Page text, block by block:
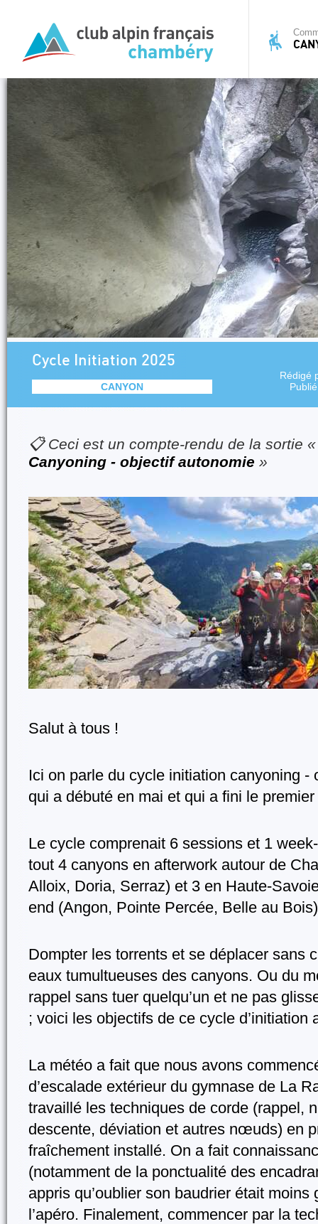
Cycle Initiation 2025
CANYON
Rédigé
📋 Ceci est un compte-rendu de la sortie
Canyoning - objectif autonomie »
Salut à tous !
Ici on parle du cycle initiation canyoning -
qui a débuté en mai et qui a fini le
Le cycle comprenait 6 sessions et 1
tout 4 canyons en afterwork autour de
Alloix, Doria, Serraz) et 3 en Haute-
end (Angon, Pointe Percée, Belle au
Dompter les torrents et se déplacer sans
eaux tumultueuses des canyons. Ou du
rappel sans tuer quelqu’un et ne pas
; voici les objectifs de ce cycle d’initiation
La météo a fait que nous avons
d’escalade extérieur du gymnase de La
travaillé les techniques de corde (rappel,
descente, déviation et autres nœuds) en
fraîchement installé. On a fait
(notamment de la ponctualité des
appris qu’oublier son baudrier était moins
l’apéro. Finalement, commencer par la